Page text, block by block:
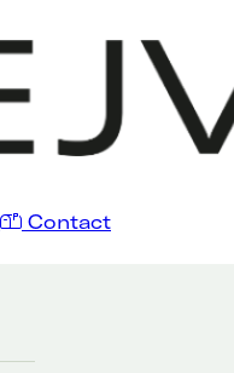
Contact